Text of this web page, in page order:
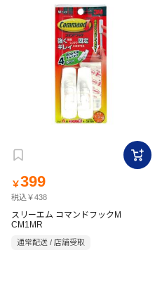
￥399
税込￥438
スリーエム コマンドフックM
CM1MR
通常配送 / 店舗受取